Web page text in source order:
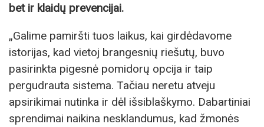
bet ir klaidų prevencijai.
„Galime pamiršti tuos laikus, kai girdėdavome
istorijas, kad vietoj brangesnių riešutų, buvo
pasirinkta pigesnė pomidorų opcija ir taip
pergudrauta sistema. Tačiau neretu atveju
apsirikimai nutinka ir dėl išsiblaškymo. Dabartiniai
sprendimai naikina nesklandumus, kad žmonės